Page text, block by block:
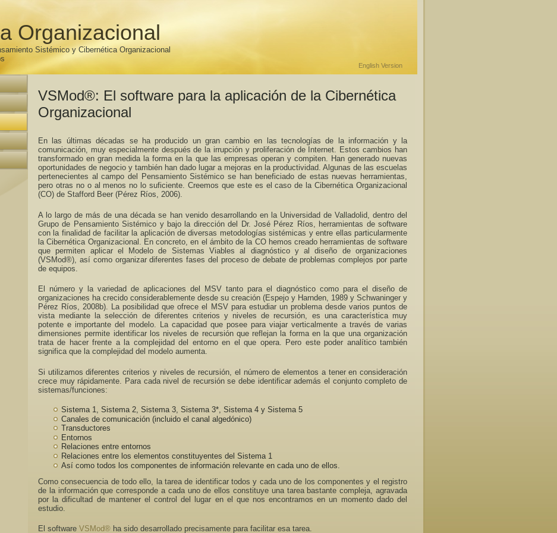
Organizacional
Sistémico y Cibernética Organizacional
English Version
VSMod®: El software para la aplicación de la Cibernética
Organizacional
En las últimas décadas se ha producido un gran cambio en las tecnologías de la información y la
comunicación, muy especialmente después de la irrupción y proliferación de Internet. Estos cambios han
transformado en gran medida la forma en la que las empresas operan y compiten. Han generado nuevas
oportunidades de negocio y también han dado lugar a mejoras en la productividad. Algunas de las escuelas
pertenecientes al campo del Pensamiento Sistémico se han beneficiado de estas nuevas herramientas,
pero otras no o al menos no lo suficiente. Creemos que este es el caso de la Cibernética Organizacional
(CO) de Stafford Beer (Pérez Ríos, 2006).
A lo largo de más de una década se han venido desarrollando en la Universidad de Valladolid, dentro del
Grupo de Pensamiento Sistémico y bajo la dirección del Dr. José Pérez Ríos, herramientas de software
con la finalidad de facilitar la aplicación de diversas metodologías sistémicas y entre ellas particularmente
la Cibernética Organizacional. En concreto, en el ámbito de la CO hemos creado herramientas de software
que permiten aplicar el Modelo de Sistemas Viables al diagnóstico y al diseño de organizaciones
(VSMod®), así como organizar diferentes fases del proceso de debate de problemas complejos por parte
de equipos.
El número y la variedad de aplicaciones del MSV tanto para el diagnóstico como para el diseño de
organizaciones ha crecido considerablemente desde su creación (Espejo y Harnden, 1989 y Schwaninger y
Pérez Ríos, 2008b). La posibilidad que ofrece el MSV para estudiar un problema desde varios puntos de
vista mediante la selección de diferentes criterios y niveles de recursión, es una característica muy
potente e importante del modelo. La capacidad que posee para viajar verticalmente a través de varias
dimensiones permite identificar los niveles de recursión que reflejan la forma en la que una organización
trata de hacer frente a la complejidad del entorno en el que opera. Pero este poder analítico también
significa que la complejidad del modelo aumenta.
Si utilizamos diferentes criterios y niveles de recursión, el número de elementos a tener en consideración
crece muy rápidamente. Para cada nivel de recursión se debe identificar además el conjunto completo de
sistemas/funciones:
Sistema 1, Sistema 2, Sistema 3, Sistema 3*, Sistema 4 y Sistema 5
Canales de comunicación (incluido el canal algedónico)
Transductores
Entornos
Relaciones entre entornos
Relaciones entre los elementos constituyentes del Sistema 1
Así como todos los componentes de información relevante en cada uno de ellos.
Como consecuencia de todo ello, la tarea de identificar todos y cada uno de los componentes y el registro
de la información que corresponde a cada uno de ellos constituye una tarea bastante compleja, agravada
por la dificultad de mantener el control del lugar en el que nos encontramos en un momento dado del
estudio.
El software VSMod® ha sido desarrollado precisamente para facilitar esa tarea.